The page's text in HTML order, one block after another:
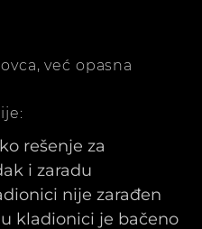
već opasna
rešenje za
i zaradu
nije zarađen
kladionici je bačeno